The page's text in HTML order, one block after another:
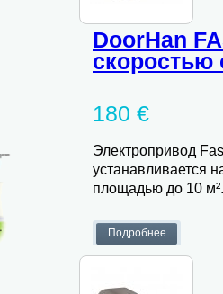
DoorHan
скоростью
180 €
Электропривод
устанавливается
площадью до 10 м².